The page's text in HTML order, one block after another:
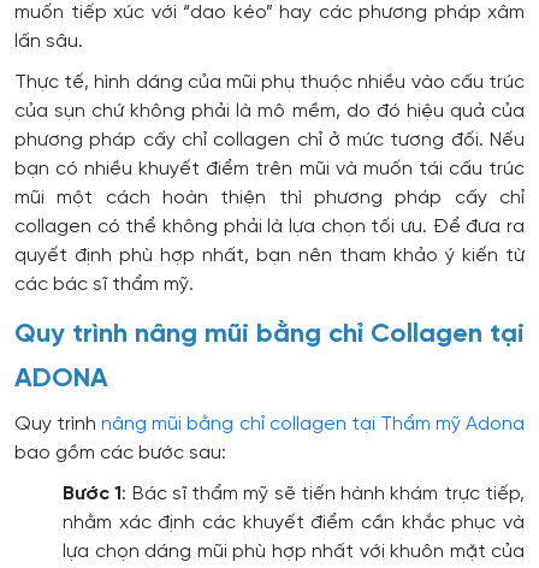
muốn tiếp xúc với “dao kéo” hay các phương pháp xâm
lấn sâu.
Thực tế, hình dáng của mũi phụ thuộc nhiều vào cấu trúc
của sụn chứ không phải là mô mềm, do đó hiệu quả của
phương pháp cấy chỉ collagen chỉ ở mức tương đối. Nếu
bạn có nhiều khuyết điểm trên mũi và muốn tái cấu trúc
mũi một cách hoàn thiện thì phương pháp cấy chỉ
collagen có thể không phải là lựa chọn tối ưu. Để đưa ra
quyết định phù hợp nhất, bạn nên tham khảo ý kiến từ
các bác sĩ thẩm mỹ.
Quy trình nâng mũi bằng chỉ Collagen tại
ADONA
Quy trìnhnâng mũi bằng chỉ collagen tại Thẩm mỹ Adona
bao gồm các bước sau:
Bước 1 : Bác sĩ thẩm mỹ sẽ tiến hành khám trực tiếp,
nhằm xác định các khuyết điểm cần khắc phục và
lựa chọn dáng mũi phù hợp nhất với khuôn mặt của